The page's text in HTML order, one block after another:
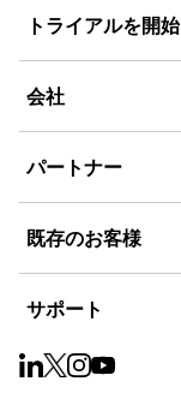
トライアルを開始
会社
パートナー
既存のお客様
サポート